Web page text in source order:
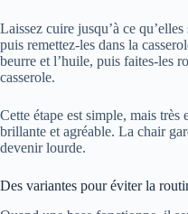
Laissez cuire jusqu’à ce
puis remettez-les dans la
beurre et l’huile, puis faites-les
casserole.
Cette étape est simple, mais
brillante et agréable. La chair
devenir lourde.
Des variantes pour éviter la